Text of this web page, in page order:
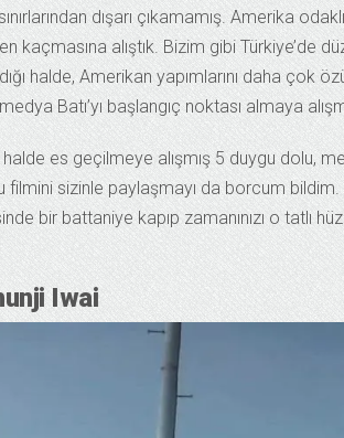
dışarı çıkamamış. Amerika
kaçmasına alıştık. Bizim gibi Türkiye’de
halde, Amerikan yapımlarını daha çok
Batı’yı başlangıç noktası almaya
es geçilmeye alışmış 5 duygu dolu,
sizinle paylaşmayı da borcum bildim.
bir battaniye kapıp zamanınızı o tatlı
Iwai